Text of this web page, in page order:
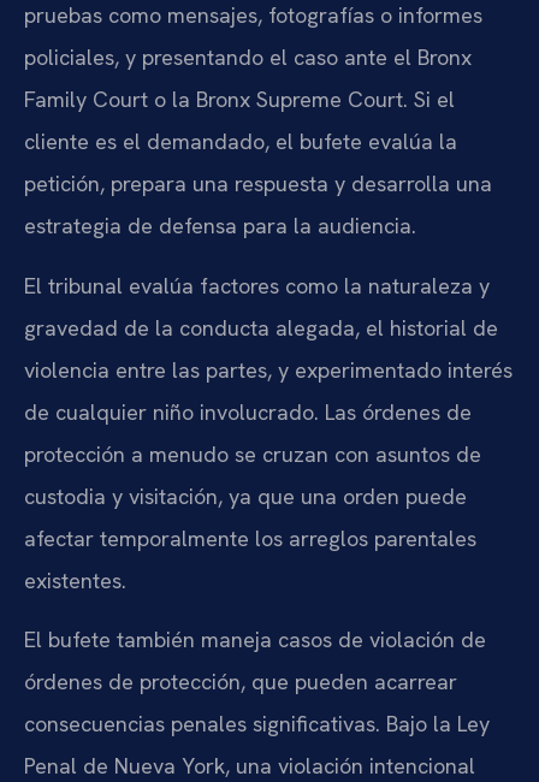
pruebas como mensajes, fotografías o informes
policiales, y presentando el caso ante el Bronx
Family Court o la Bronx Supreme Court. Si el
cliente es el demandado, el bufete evalúa la
petición, prepara una respuesta y desarrolla una
estrategia de defensa para la audiencia.
El tribunal evalúa factores como la naturaleza y
gravedad de la conducta alegada, el historial de
violencia entre las partes, y experimentado interés
de cualquier niño involucrado. Las órdenes de
protección a menudo se cruzan con asuntos de
custodia y visitación, ya que una orden puede
afectar temporalmente los arreglos parentales
existentes.
El bufete también maneja casos de violación de
órdenes de protección, que pueden acarrear
consecuencias penales significativas. Bajo la Ley
Penal de Nueva York, una violación intencional